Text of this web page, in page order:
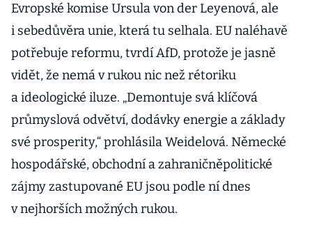
Evropské komise Ursula von der Leyenová, ale
i sebedůvěra unie, která tu selhala. EU naléhavě
potřebuje reformu, tvrdí AfD, protože je jasně
vidět, že nemá v rukou nic než rétoriku
a ideologické iluze. „Demontuje svá klíčová
průmyslová odvětví, dodávky energie a základy
své prosperity,“ prohlásila Weidelová. Německé
hospodářské, obchodní a zahraničněpolitické
zájmy zastupované EU jsou podle ní dnes
v nejhorších možných rukou.